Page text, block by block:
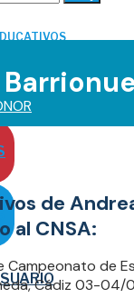
de
al CNSA:
Campeonato de
Cádiz 03-04/